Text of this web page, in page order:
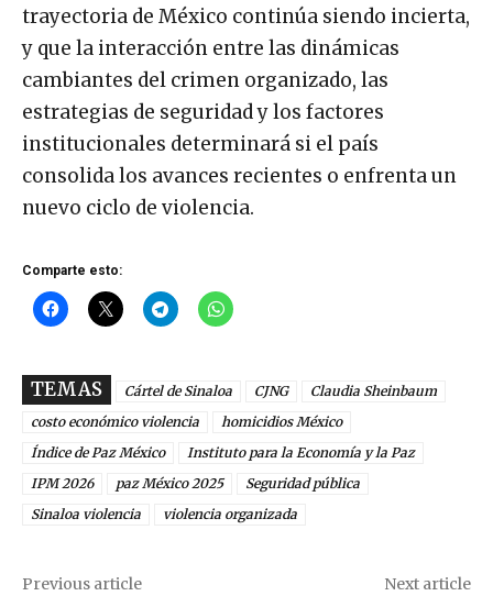
trayectoria de México continúa siendo incierta,
y que la interacción entre las dinámicas
cambiantes del crimen organizado, las
estrategias de seguridad y los factores
institucionales determinará si el país
consolida los avances recientes o enfrenta un
nuevo ciclo de violencia.
Comparte esto:
TEMAS Cártel de Sinaloa CJNG
Claudia Sheinbaum
costo económico violencia
homicidios México
Índice de Paz México
Instituto para la Economía y la Paz
IPM 2026
paz México 2025
Seguridad pública
Sinaloa violencia
violencia organizada
Previous article Next article